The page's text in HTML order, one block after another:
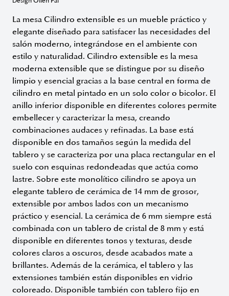
La mesa Cilindro extensible es un mueble práctico y
elegante diseñado para satisfacer las necesidades del
salón moderno, integrándose en el ambiente con
estilo y naturalidad. Cilindro extensible es la mesa
moderna extensible que se distingue por su diseño
limpio y esencial gracias a la base central en forma de
cilindro en metal pintado en un solo color o bicolor. El
anillo inferior disponible en diferentes colores permite
embellecer y caracterizar la mesa, creando
combinaciones audaces y refinadas. La base está
disponible en dos tamaños según la medida del
tablero y se caracteriza por una placa rectangular en el
suelo con esquinas redondeadas que actúa como
lastre. Sobre este monolítico cilindro se apoya un
elegante tablero de cerámica de 14 mm de grosor,
extensible por ambos lados con un mecanismo
práctico y esencial. La cerámica de 6 mm siempre está
combinada con un tablero de cristal de 8 mm y está
disponible en diferentes tonos y texturas, desde
colores claros a oscuros, desde acabados mate a
brillantes. Además de la cerámica, el tablero y las
extensiones también están disponibles en vidrio
coloreado. Disponible también con tablero fijo en